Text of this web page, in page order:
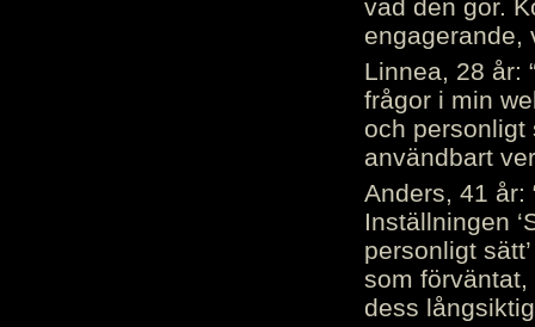
vad den gör.
engagerande,
Linnea, 28 år:
frågor i min
och personligt
användbart
Anders, 41 år:
Inställningen
personligt
som
dess